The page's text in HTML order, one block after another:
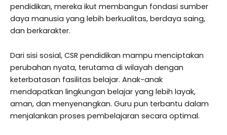
pendidikan, mereka ikut membangun fondasi sumber
daya manusia yang lebih berkualitas, berdaya saing,
dan berkarakter.
Dari sisi sosial, CSR pendidikan mampu menciptakan
perubahan nyata, terutama di wilayah dengan
keterbatasan fasilitas belajar. Anak-anak
mendapatkan lingkungan belajar yang lebih layak,
aman, dan menyenangkan. Guru pun terbantu dalam
menjalankan proses pembelajaran secara optimal.